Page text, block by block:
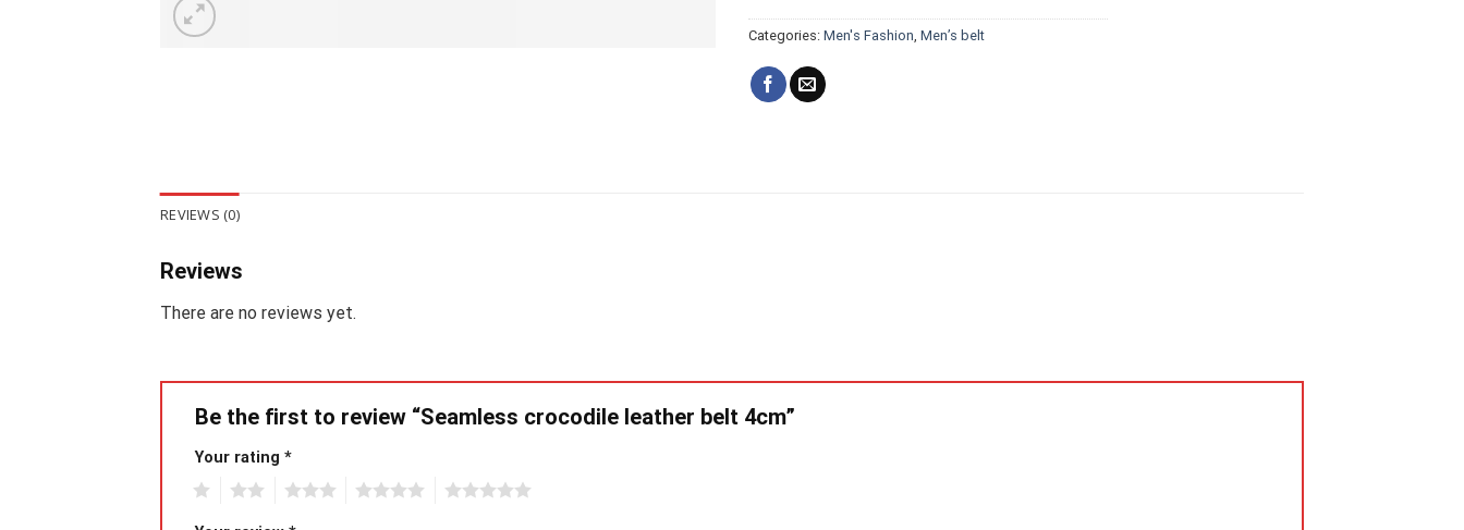
Categories: Men's Fashion Men’s belt
REVIEWS (0)
Reviews
There are no reviews yet.
Be the first to review “Seamless crocodile leather belt 4cm”
Your rating *